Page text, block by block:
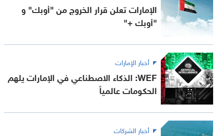
الإمارات تعلن قرار الخروج من "أوبك" و
"أوبك +"
أخبار الإمارات
WEF: الذكاء الاصطناعي في الإمارات يلهم
الحكومات عالمياً
أخبار الشركات